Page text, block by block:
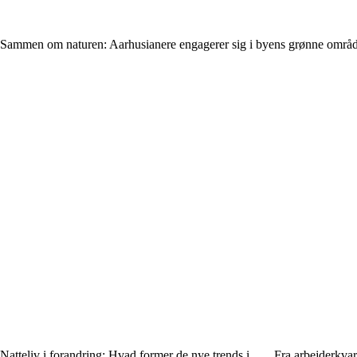
Sammen om naturen: Aarhusianere engagerer sig i byens grønne